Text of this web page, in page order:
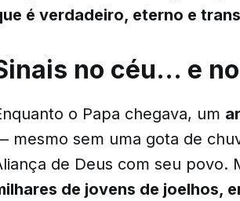
é verdadeiro, eterno e
no céu… e
o Papa chegava, um
mesmo sem uma gota de
de Deus com seu povo.
de jovens de joelhos,